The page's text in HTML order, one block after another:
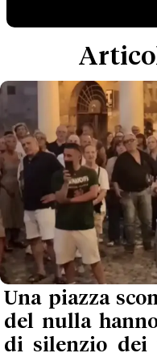
Una piazza
del nulla
di silenzio